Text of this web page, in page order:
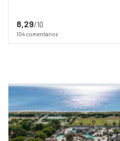
8,29/10
104 comentarios